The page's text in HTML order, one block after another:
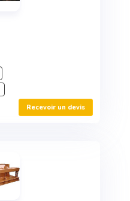
Recevoir un devis